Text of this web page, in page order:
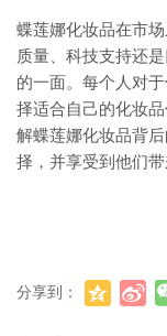
蝶莲娜化妆品在市
质量、科技支持还
的一面。每个人对
择适合自己的化妆
解蝶莲娜化妆品背
择，并享受到他们带
分享到：